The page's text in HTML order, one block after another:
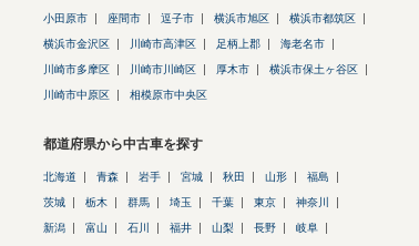
小田原市 座間市 逗子市 横浜市旭区 横浜市都筑区
横浜市金沢区 川崎市高津区 足柄上郡 海老名市
川崎市多摩区 川崎市川崎区 厚木市 横浜市保土ヶ谷区
川崎市中原区 相模原市中央区
都道府県から中古車を探す
北海道 青森 岩手 宮城 秋田 山形 福島
茨城 栃木 群馬 埼玉 千葉 東京 神奈川
新潟 富山 石川 福井 山梨 長野 岐阜